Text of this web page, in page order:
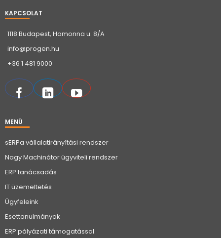
KAPCSOLAT
1118 Budapest, Homonna u. 8/A
info@progen.hu
+36 1 481 9000
MENÜ
sERPa vállalatirányítási rendszer
Nagy Machinátor ügyviteli rendszer
ERP tanácsadás
IT üzemeltetés
Ügyfeleink
Esettanulmányok
ERP pályázati támogatással